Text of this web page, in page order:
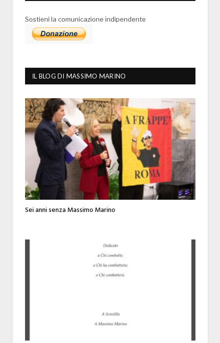
Sostieni la comunicazione indipendente
IL BLOG DI MASSIMO MARINO
Sei anni senza Massimo Marino